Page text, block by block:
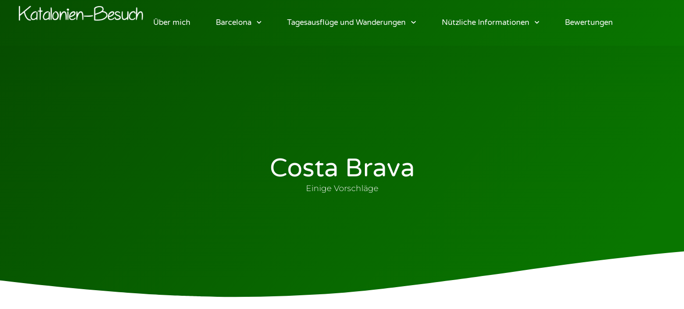
Über mich Barcelona Tagesausflüge und Wanderungen Nützliche Informationen Bewertungen
Costa Brava
Einige Vorschläge